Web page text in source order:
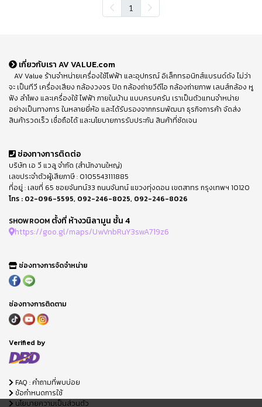
1
เกี่ยวกับเรา AV VALUE.com
AV Value ร้านจำหน่ายเครื่องใช้ไฟฟ้า และอุปกรณ์ อิเล็กทรอนิกส์แบรนด์ดัง ไม่ว่า
จะ เป็นทีวี เครื่องเสียง กล้องวงจร ปิด กล้องถ่ายวีดีโอ กล้องถ่ายภาพ เลนส์กล้อง หู
ฟัง ลำโพง และเครื่องใช้ ไฟฟ้า ภายในบ้าน แบบครบครัน เราเป็นตัวแทนจำหน่าย
อย่างเป็นทางการ ในหลายยี่ห้อ และได้รับรองจากกรมพัฒนา ธุรกิจการค้า จัดส่ง
สินค้ารวดเร็ว เชื่อถือได้ และนโยบายการรับประกัน สินค้าที่ชัดเจน
ช่องทางการติดต่อ
บริษัท เอ วี แวลู จำกัด (สำนักงานใหญ่)
เลขประจำตัวผู้เสียภาษี : 0105543111885
ที่อยู่ : เลขที่ 65 ซอยจันทน์33 ถนนจันทน์ แขวงทุ่งดอน เขตสาทร กรุงเทพฯ 10120
โทร : 02-096-5595, 092-246-8025, 092-246-8026
SHOWROOM ตั้งที่ ห้างวนิลามูน ชั้น 4
https://goo.gl/maps/UwVnbRuY3swA719z6
ช่องทางการจัดจำหน่าย
ช่องทางการติดตาม
Verified by
FAQ : คำถามที่พบบ่อย
ข้อกำหนดการใช้
นโยบายความเป็นส่วนตัว